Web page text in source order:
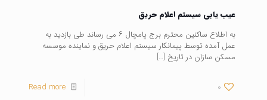
عیب یابی سیستم اعلام حریق
به اطلاع ساکنین محترم برج پامچال ۶ می رساند طی بازدید به
عمل آمده توسط پیمانکار سیستم اعلام حریق و نماینده موسسه
مسکن سازان در تاریخ […]
0
Read more